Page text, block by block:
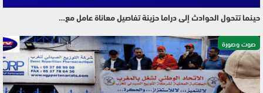
حينما تتحول الحوادث إلى دراما حزينة تفاصيل معاناة عامل مع…
صوت وصورة